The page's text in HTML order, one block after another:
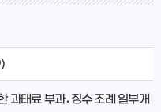
과태료 부과․징수 조례 일부개